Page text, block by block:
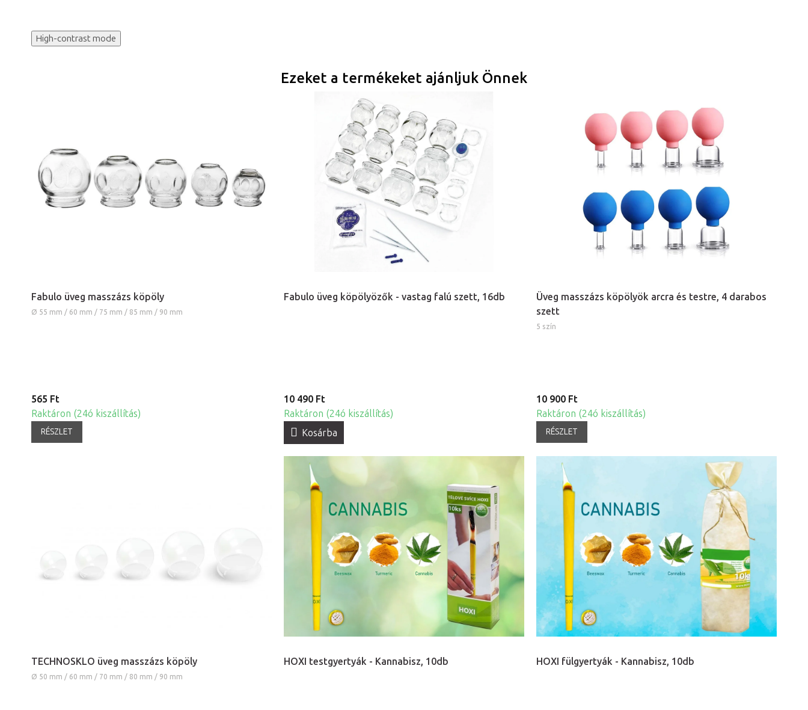
High-contrast mode
Ezeket a termékeket ajánljuk Önnek
Fabulo üveg masszázs köpöly
Ø 55 mm / 60 mm / 75 mm / 85 mm / 90 mm
565 Ft
Raktáron (24ó kiszállítás)
RÉSZLET
Fabulo üveg köpölyözők - vastag falú szett, 16db
10 490 Ft
Raktáron (24ó kiszállítás)
Kosárba
Üveg masszázs köpölyök arcra és testre, 4 darabos
szett
5 szín
10 900 Ft
Raktáron (24ó kiszállítás)
RÉSZLET
TECHNOSKLO üveg masszázs köpöly
Ø 50 mm / 60 mm / 70 mm / 80 mm / 90 mm
HOXI testgyertyák - Kannabisz, 10db HOXI fülgyertyák - Kannabisz, 10db